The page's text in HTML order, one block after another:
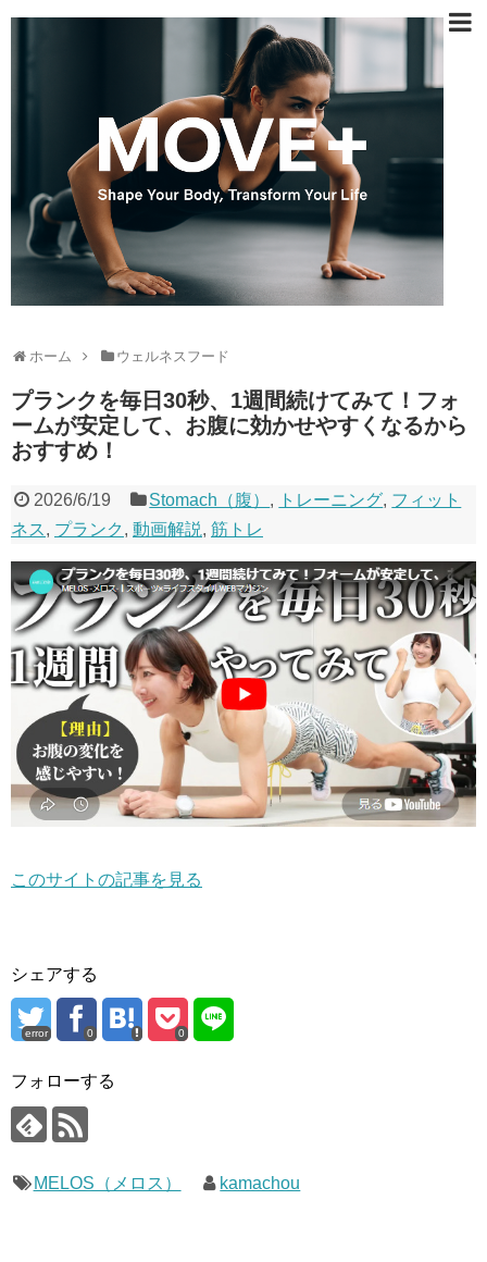
ホーム ウェルネスフード
プランクを毎日30秒、1週間続けてみて！フォ
ームが安定して、お腹に効かせやすくなるから
おすすめ！
2026/6/19 Stomach（腹） , トレーニング, フィット
ネス, プランク , 動画解説, 筋トレ
このサイトの記事を見る
シェアする
error 0 0
フォローする
MELOS（メロス） kamachou